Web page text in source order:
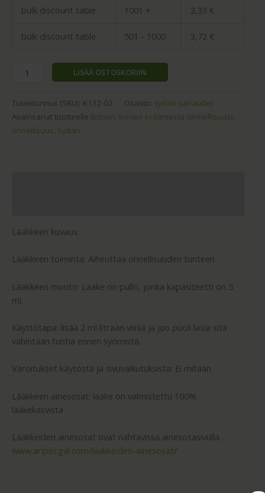
bulk discount table 1001 + 3,33 €
bulk discount table 501 - 1000 3,72 €
LISÄÄ OSTOSKORIIN
Tuotetunnus (SKU): K132-02 Osasto: sydän sairaudet
Avainsanat tuotteelle Iloinen, Iloinen sydämestä (onnellisuus),
onnellisuus, Sydän
Lääkkeen kuvaus:
Lääkkeen toiminta: Aiheuttaa onnellisuuden tunteen
Lääkkeen muoto: Lääke on pullo, jonka kapasiteetti on 5
ml.
Käyttötapa: lisää 2 ml litraan viiniä ja juo puoli lasia sitä
vähintään tuntia ennen syömistä.
Varoitukset käytöstä ja sivuvaikutuksista: Ei mitään.
Lääkkeen ainesosat: lääke on valmistettu 100%
lääkekasvista
Lääkkeiden ainesosat ovat nähtävissä ainesosasivulla.
www.aripocgal.com/laakkeiden-ainesosat/